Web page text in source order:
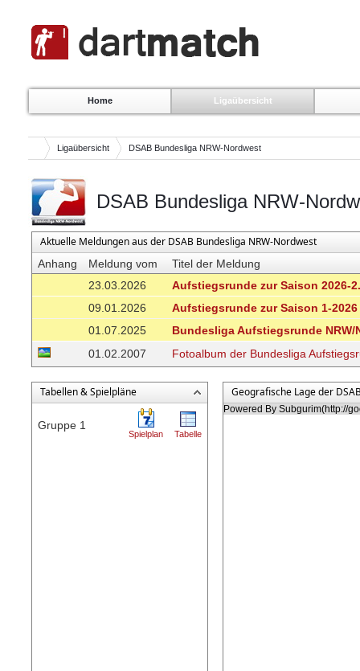
Home Ligaübersicht
Ligaübersicht DSAB Bundesliga NRW-Nordwest
DSAB Bundesliga NRW-
Aktuelle Meldungen aus der DSAB Bundesliga NRW-Nordwest
Anhang Meldung vom
Titel der Meldung
23.03.2026
Aufstiegsrunde zur Saison 2026-
09.01.2026
Aufstiegsrunde zur Saison 1-2026
01.07.2025
Bundesliga Aufstiegsrunde NRW/
01.02.2007
Fotoalbum der Bundesliga
Tabellen & Spielpläne
Gruppe 1
Spielplan Tabelle
Geografische Lage der
Powered By Subgurim(http://